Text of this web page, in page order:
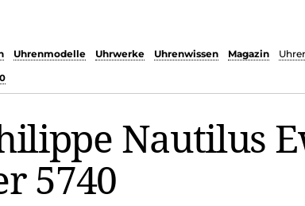
Uhrenmodelle Uhrwerke Uhrenwissen Magazin
Nautilus
5740